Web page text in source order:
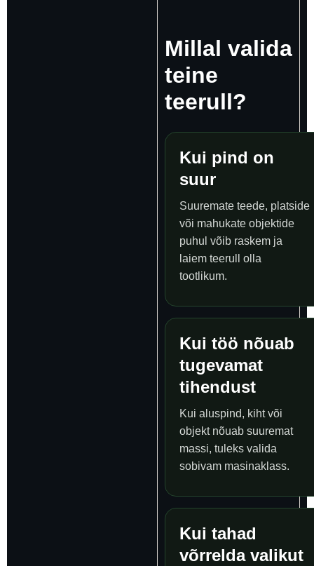
Millal valida
teine
teerull?
Kui pind on
suur
Suuremate teede, platside
või mahukate objektide
puhul võib raskem ja
laiem teerull olla
tootlikum.
Kui töö nõuab
tugevamat
tihendust
Kui aluspind, kiht või
objekt nõuab suuremat
massi, tuleks valida
sobivam masinaklass.
Kui tahad
võrrelda valikut